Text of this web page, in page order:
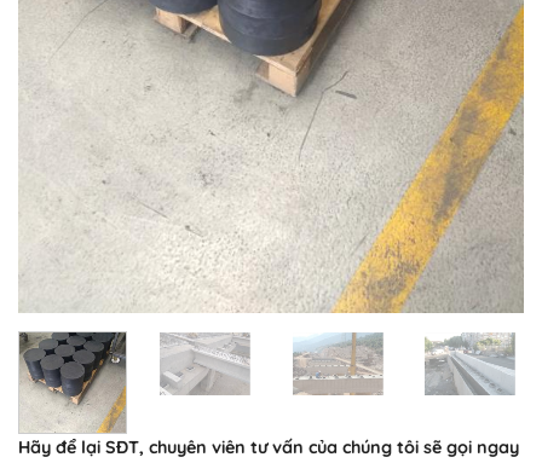
Hãy để lại SĐT, chuyên viên tư vấn của chúng tôi sẽ gọi ngay